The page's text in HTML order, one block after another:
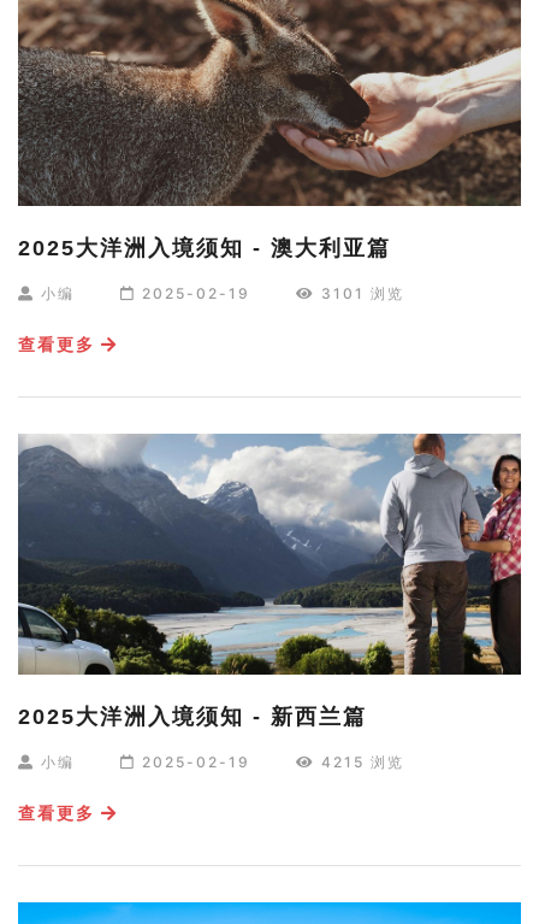
2025大洋洲入境须知 - 澳大利亚篇
小编 2025-02-19 3101 浏览
查看更多
2025大洋洲入境须知 - 新西兰篇
小编 2025-02-19 4215 浏览
查看更多